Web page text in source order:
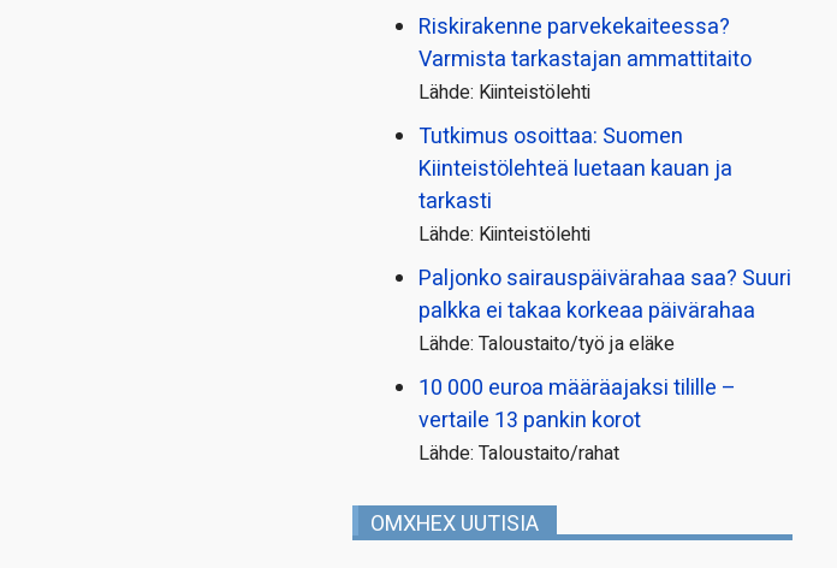
Riskirakenne parvekekaiteessa?
Varmista tarkastajan ammattitaito
Lähde: Kiinteistölehti
Tutkimus osoittaa: Suomen
Kiinteistölehteä luetaan kauan ja
tarkasti
Lähde: Kiinteistölehti
Paljonko sairauspäivä­rahaa saa? Suuri
palkka ei takaa korkeaa päivärahaa
Lähde: Taloustaito/työ ja eläke
10 000 euroa määräajaksi tilille –
vertaile 13 pankin korot
Lähde: Taloustaito/rahat
OMXHEX UUTISIA